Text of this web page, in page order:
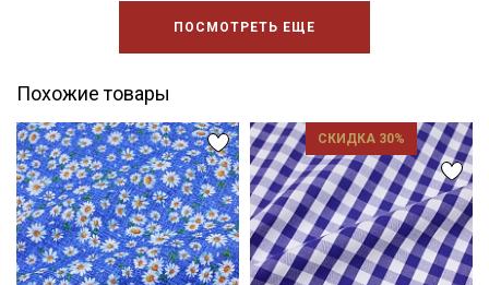
ПОСМОТРЕТЬ ЕЩЕ
Похожие товары
СКИДКА 30%